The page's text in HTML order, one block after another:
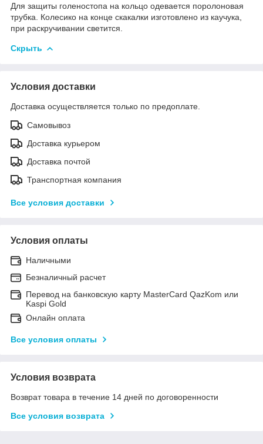
Для защиты голеностопа на кольцо одевается поролоновая
трубка. Колесико на конце скакалки изготовлено из каучука,
при раскручивании светится.
Скрыть
Условия доставки
Доставка осуществляется только по предоплате.
Самовывоз
Доставка курьером
Доставка почтой
Транспортная компания
Все условия доставки
Условия оплаты
Наличными
Безналичный расчет
Перевод на банковскую карту MasterCard QazKom или
Kaspi Gold
Онлайн оплата
Все условия оплаты
Условия возврата
Возврат товара в течение 14 дней по договоренности
Все условия возврата